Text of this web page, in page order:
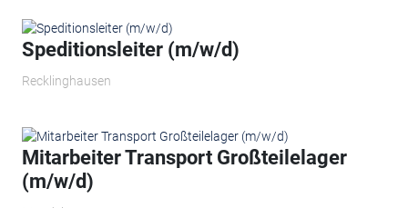
Speditionsleiter (m/w/d)
Recklinghausen
Mitarbeiter Transport Großteilelager
(m/w/d)